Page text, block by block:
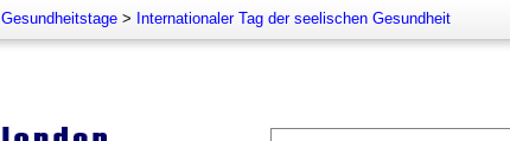
Gesundheitstage > Internationaler Tag der seelischen Gesundheit